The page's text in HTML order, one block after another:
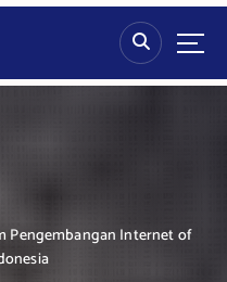
Pengembangan Internet of